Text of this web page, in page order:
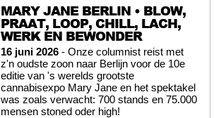
MARY JANE BERLIN • BLOW,
PRAAT, LOOP, CHILL, LACH,
WERK EN BEWONDER
16 juni 2026 - Onze columnist reist met
z'n oudste zoon naar Berlijn voor de 10e
editie van 's werelds grootste
cannabisexpo Mary Jane en het spektakel
was zoals verwacht: 700 stands en 75.000
mensen stoned oder high!